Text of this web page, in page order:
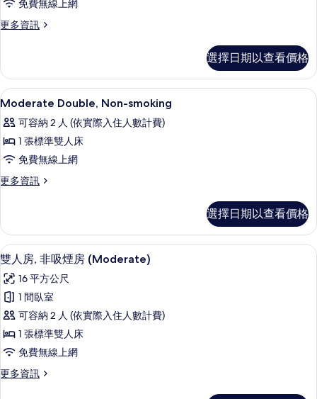
Non-
smoking
有
相
片
免費無線上網
更多資訊
更
Non-
smoking
的
情
選擇日期以查看價格
顯
示
Moderate
Double,
Non-
smoking
有
相
片
客房內保險箱、書桌、免費無線上網、
1
Moderate Double, Non-smoking
可容納 2 人 (依實際入住人數計費)
1 張標準雙人床
免費無線上網
更多資訊
更
Non-
smoking
的
情
選擇日期以查看價格
顯
示
雙
人
房,
非
煙
雙人房, 非吸煙房 (Moderate) | 客房
15
雙人房, 非吸煙房 (Moderate)
16 平方公尺
1 間臥室
可容納 2 人 (依實際入住人數計費)
1 張標準雙人床
免費無線上網
更多資訊
更